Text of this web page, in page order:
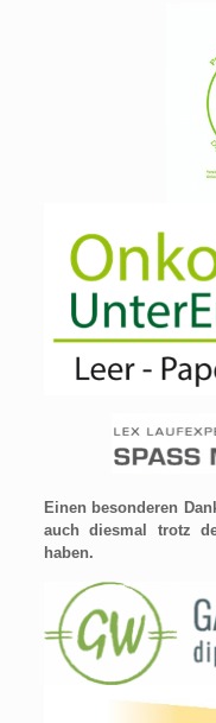
Einen besonderen
auch diesmal trotz
haben.